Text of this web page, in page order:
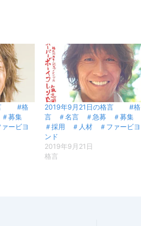
言 #格
募集
ービヨ
2019年9月21日の格言 #格
言 ＃名言 ＃急募 ＃募集
＃採用 ＃人材 ＃ファービヨ
ンド
2019年9月21日
格言